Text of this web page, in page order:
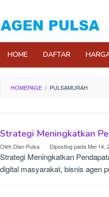
HOME DAFTAR
HOMEPAGE / PULSAMURAH
Strategi Meningkatkan
Oleh Dian Pulsa Diposting padaMei 14,
Strategi Meningkatkan
digital masyarakat, bisnis agen